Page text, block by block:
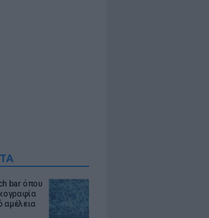
bar όπου
αμέλεια